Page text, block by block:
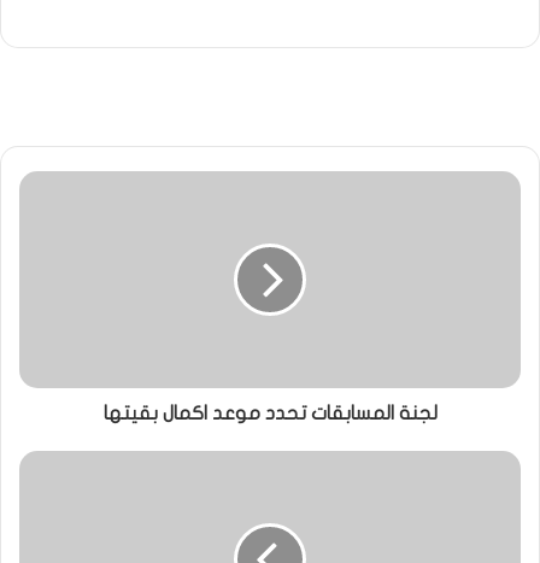
لجنة المسابقات تحدد موعد اكمال بقيتها